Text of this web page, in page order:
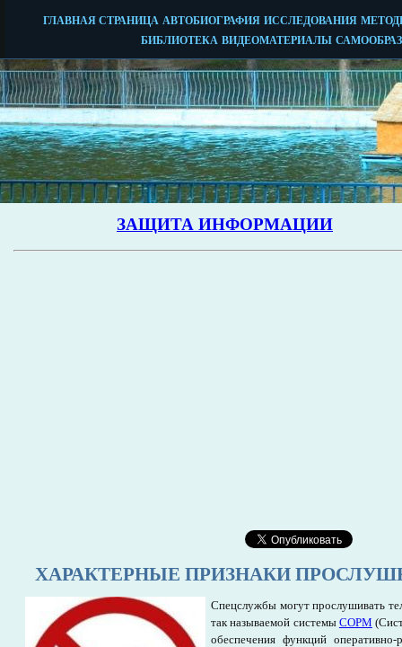
ХАРАКТЕРНЫЕ ПРИЗНАКИ
Спецслужбы могут прослушивать
так называемой системы СОРМ
обеспечения функций